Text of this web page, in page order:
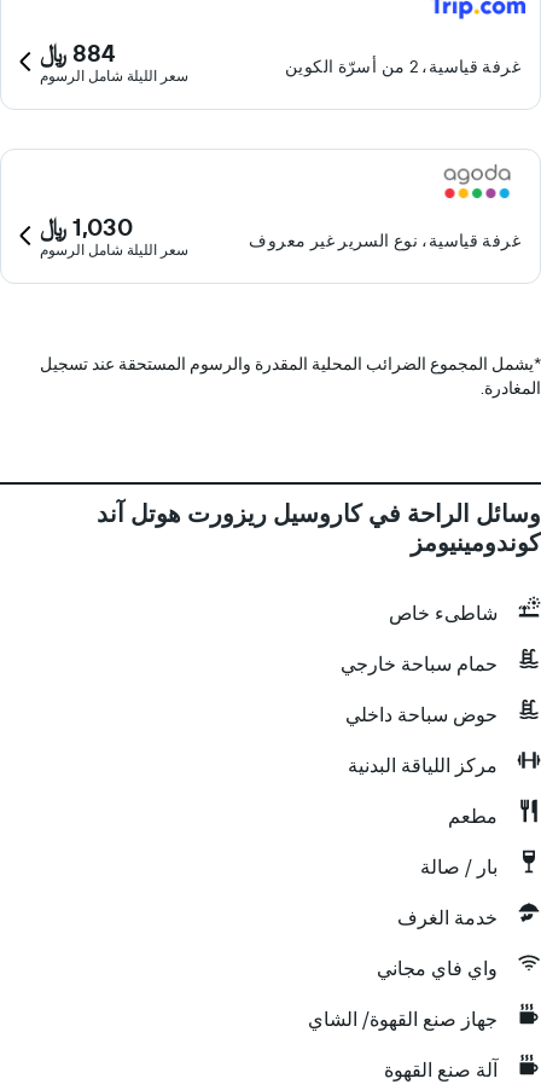
غرفة قياسية، 2 من أسرّة الكوين 884 ﷼
سعر الليلة شامل الرسوم
غرفة قياسية، نوع السرير غير معروف 1,030 ﷼
سعر الليلة شامل الرسوم
*يشمل المجموع الضرائب المحلية المقدرة والرسوم المستحقة عند تسجيل
المغادرة.
وسائل الراحة في كاروسيل ريزورت هوتل آند
كوندومينيومز
شاطىء خاص
حمام سباحة خارجي
حوض سباحة داخلي
مركز اللياقة البدنية
مطعم
بار / صالة
خدمة الغرف
واي فاي مجاني
جهاز صنع القهوة/ الشاي
آلة صنع القهوة